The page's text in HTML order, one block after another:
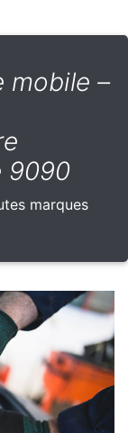
mobile –
9090
marques